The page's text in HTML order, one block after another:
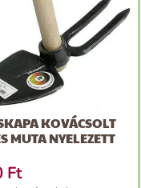
KOVÁCSOLT
MUTA NYELEZETT
Ft